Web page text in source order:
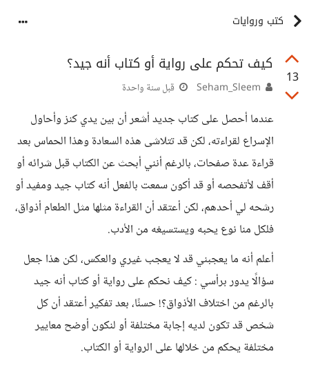
كتب وروايات
13
كيف تحكم على رواية أو كتاب أنه جيد؟
قبل سنة واحدة
عندما أحصل على كتاب جديد أشعر أن بين يدي كنز وأحاول
الإسراع لقراءته، لكن قد تتلاشى هذه السعادة وهذا الحماس بعد
قراءة عدة صفحات، بالرغم أنني أبحث عن الكتاب قبل شرائه أو
أقف لأتفحصه أو قد أكون سمعت بالفعل أنه كتاب جيد ومفيد أو
رشحه لي أحدهم، لكن أعتقد أن القراءة مثلها مثل الطعام أذواق،
فلكل منا نوع يحبه ويستسيغه من الأدب.
أعلم أنه ما يعجبني قد لا يعجب غيري والعكس، لكن هذا جعل
سؤالًا يدور برأسي : كيف نحكم على رواية أو كتاب أنه جيد
بالرغم من اختلاف الأذواق؟! حسنًا، بعد تفكير أعتقد أن كل
شخص قد تكون لديه إجابة مختلفة أو لنكون أوضح معايير
مختلفة يحكم من خلالها على الرواية أو الكتاب.